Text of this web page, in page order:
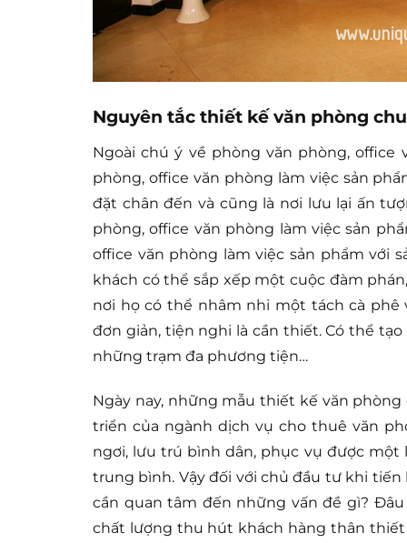
Nguyên tắc thiết kế văn phòng
Ngoài chú ý về phòng văn phòng,
phòng, office văn phòng làm việc sản
đặt chân đến và cũng là nơi lưu lại ấn
phòng, office văn phòng làm việc sản
office văn phòng làm việc sản phẩm với
khách có thể sắp xếp một cuộc đàm
nơi họ có thể nhâm nhi một tách cà phê
đơn giản, tiện nghi là cần thiết. Có thể
những trạm đa phương tiện…
Ngày nay, những mẫu thiết kế văn
triển của ngành dịch vụ cho thuê văn
ngơi, lưu trú bình dân, phục vụ được
trung bình. Vậy đối với chủ đầu tư khi
cần quan tâm đến những vấn đề gì?
chất lượng thu hút khách hàng thân